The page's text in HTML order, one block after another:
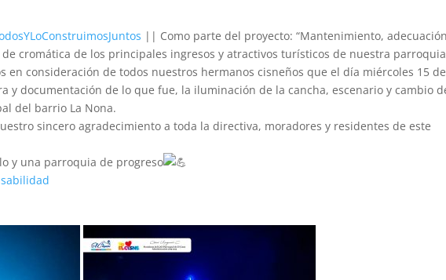
|| Como parte del proyecto: “Mantenimiento,
cromática de los principales ingresos y atractivos turísticos de nuestra
en consideración de todos nuestros hermanos cisneños que el día miércoles 15 de
y documentación de lo que fue, la iluminación de la cancha, escenario y cambio
del barrio La Nona.
sincero agradecimiento a toda la directiva, moradores y residentes de este
y una parroquia de progreso